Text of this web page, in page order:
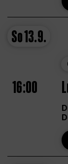
So13.9.
16:00